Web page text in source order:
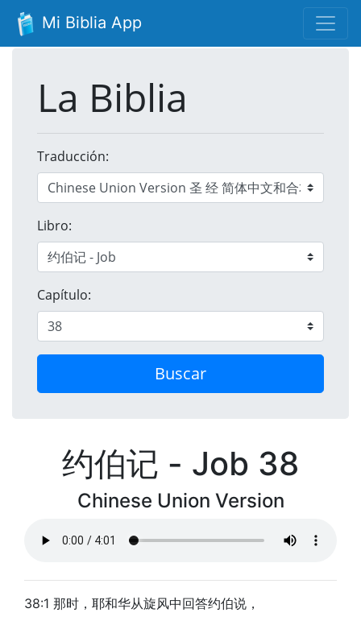
Mi Biblia App
La Biblia
Traducción:
Libro:
Capítulo:
Buscar
约伯记 - Job 38
Chinese Union Version
38:1 那时，耶和华从旋风中回答约伯说，